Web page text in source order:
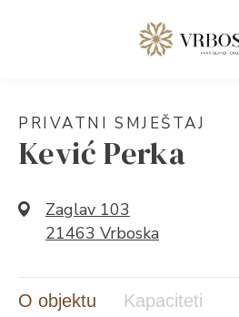
PRIVATNI SMJEŠTAJ
Kević Perka
Zaglav 103
21463 Vrboska
O objektu Kapaciteti